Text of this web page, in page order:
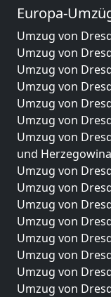
Europa-
Umzug von
Umzug von
Umzug von
Umzug von
Umzug von
Umzug von
Umzug von
und Herzegowina
Umzug von
Umzug von
Umzug von
Umzug von
Umzug von
Umzug von
Umzug von
Umzug von